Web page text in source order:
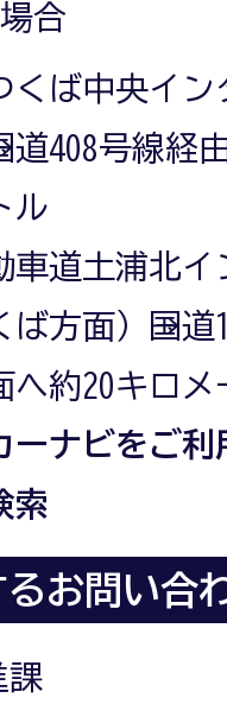
合
くば中央イン
道408号線経
ル
車道土浦北
方面）→国道
へ約20キロメ
ーナビをご利
索
お問い合
課